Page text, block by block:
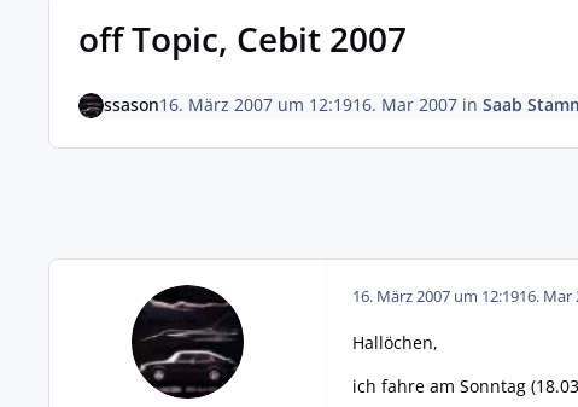
off Topic, Cebit 2007
ssason16. März 2007 um 12:1916. Mar 2007in Saab
16. März 2007 um 12:1916. Mar
Hallöchen,
ich fahre am Sonntag